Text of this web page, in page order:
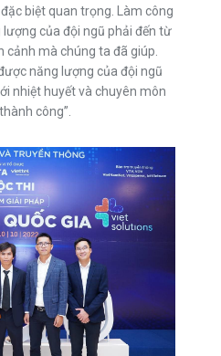
biệt quan trọng. Làm công
của đội ngũ phải đến từ
cảnh mà chúng ta đã giúp.
năng lượng của đội ngũ
nhiệt huyết và chuyên môn
công”.